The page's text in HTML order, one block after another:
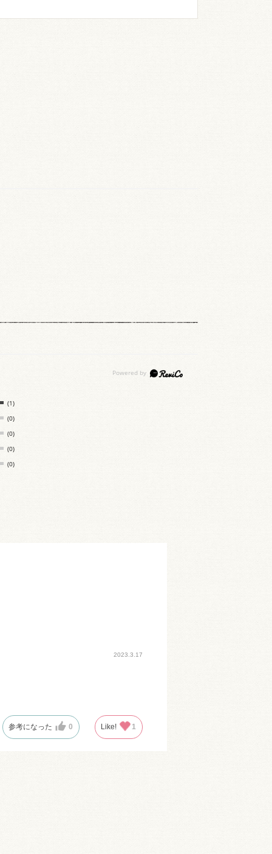
(1)
(0)
(0)
(0)
(0)
2023.3.17
参考になった 0 Like! 1